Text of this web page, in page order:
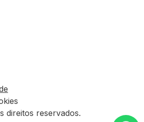
direitos reservados.